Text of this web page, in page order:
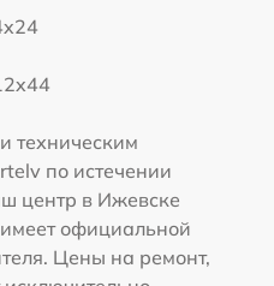
техническим
по истечении
центр в Ижевске
официальной
Цены на ремонт,